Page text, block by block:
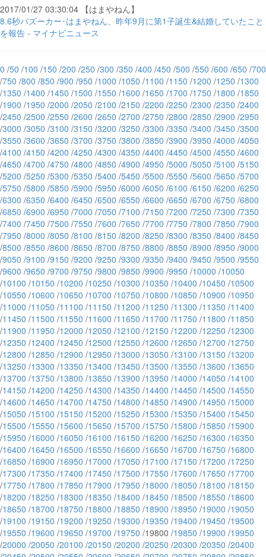
2017/01/27 03:30:04 【はまやねん】
8.6秒バズーカー･はまやねん、昨年9月に第1子誕生&結婚していたこと
を報告 - マイナビニュース
0 /50 /100 /150 /200 /250 /300 /350 /400 /450 /500 /550 /600 /650 /700
/750 /800 /850 /900 /950 /1000 /1050 /1100 /1150 /1200 /1250 /1300
/1350 /1400 /1450 /1500 /1550 /1600 /1650 /1700 /1750 /1800 /1850
/1900 /1950 /2000 /2050 /2100 /2150 /2200 /2250 /2300 /2350 /2400
/2450 /2500 /2550 /2600 /2650 /2700 /2750 /2800 /2850 /2900 /2950
/3000 /3050 /3100 /3150 /3200 /3250 /3300 /3350 /3400 /3450 /3500
/3550 /3600 /3650 /3700 /3750 /3800 /3850 /3900 /3950 /4000 /4050
/4100 /4150 /4200 /4250 /4300 /4350 /4400 /4450 /4500 /4550 /4600
/4650 /4700 /4750 /4800 /4850 /4900 /4950 /5000 /5050 /5100 /5150
/5200 /5250 /5300 /5350 /5400 /5450 /5500 /5550 /5600 /5650 /5700
/5750 /5800 /5850 /5900 /5950 /6000 /6050 /6100 /6150 /6200 /6250
/6300 /6350 /6400 /6450 /6500 /6550 /6600 /6650 /6700 /6750 /6800
/6850 /6900 /6950 /7000 /7050 /7100 /7150 /7200 /7250 /7300 /7350
/7400 /7450 /7500 /7550 /7600 /7650 /7700 /7750 /7800 /7850 /7900
/7950 /8000 /8050 /8100 /8150 /8200 /8250 /8300 /8350 /8400 /8450
/8500 /8550 /8600 /8650 /8700 /8750 /8800 /8850 /8900 /8950 /9000
/9050 /9100 /9150 /9200 /9250 /9300 /9350 /9400 /9450 /9500 /9550
/9600 /9650 /9700 /9750 /9800 /9850 /9900 /9950 /10000 /10050
/10100 /10150 /10200 /10250 /10300 /10350 /10400 /10450 /10500
/10550 /10600 /10650 /10700 /10750 /10800 /10850 /10900 /10950
/11000 /11050 /11100 /11150 /11200 /11250 /11300 /11350 /11400
/11450 /11500 /11550 /11600 /11650 /11700 /11750 /11800 /11850
/11900 /11950 /12000 /12050 /12100 /12150 /12200 /12250 /12300
/12350 /12400 /12450 /12500 /12550 /12600 /12650 /12700 /12750
/12800 /12850 /12900 /12950 /13000 /13050 /13100 /13150 /13200
/13250 /13300 /13350 /13400 /13450 /13500 /13550 /13600 /13650
/13700 /13750 /13800 /13850 /13900 /13950 /14000 /14050 /14100
/14150 /14200 /14250 /14300 /14350 /14400 /14450 /14500 /14550
/14600 /14650 /14700 /14750 /14800 /14850 /14900 /14950 /15000
/15050 /15100 /15150 /15200 /15250 /15300 /15350 /15400 /15450
/15500 /15550 /15600 /15650 /15700 /15750 /15800 /15850 /15900
/15950 /16000 /16050 /16100 /16150 /16200 /16250 /16300 /16350
/16400 /16450 /16500 /16550 /16600 /16650 /16700 /16750 /16800
/16850 /16900 /16950 /17000 /17050 /17100 /17150 /17200 /17250
/17300 /17350 /17400 /17450 /17500 /17550 /17600 /17650 /17700
/17750 /17800 /17850 /17900 /17950 /18000 /18050 /18100 /18150
/18200 /18250 /18300 /18350 /18400 /18450 /18500 /18550 /18600
/18650 /18700 /18750 /18800 /18850 /18900 /18950 /19000 /19050
/19100 /19150 /19200 /19250 /19300 /19350 /19400 /19450 /19500
/19550 /19600 /19650 /19700 /19750 /19800 /19850 /19900 /19950
/20000 /20050 /20100 /20150 /20200 /20250 /20300 /20350 /20400